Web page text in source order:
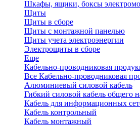
Шкафы, ящики, боксы
Щиты
Щиты в сборе
Щиты с монтажной панелью
Щиты учета электроэнергии
Электрощиты в сборе
Еще
Кабельно-проводниковая
Все Кабельно-проводниковая
Алюминиевый силовой кабель
Гибкий силовой кабель общего
Кабель для информационных
Кабель контрольный
Кабель монтажный